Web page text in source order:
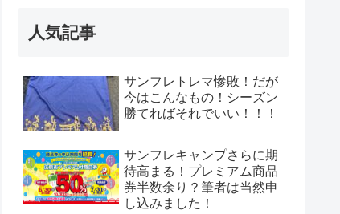
人気記事
サンフレトレマ惨敗！だが
今はこんなもの！シーズン
勝てればそれでいい！！！
サンフレキャンプさらに期
待高まる！プレミアム商品
券半数余り？筆者は当然申
し込みました！